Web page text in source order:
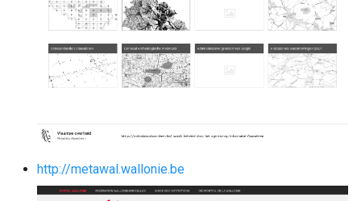
http://metawal.wallonie.be